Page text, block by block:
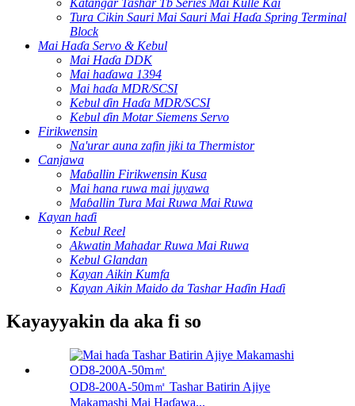
Tura Cikin Sauri Mai Sauri Mai Haɗa Spring Terminal
Block
Mai Haɗa Servo & Kebul
Mai Haɗa DDK
Mai haɗawa 1394
Mai haɗa MDR/SCSI
Kebul ɗin Haɗa MDR/SCSI
Kebul ɗin Motar Siemens Servo
Firikwensin
Na'urar auna zafin jiki ta Thermistor
Canjawa
Maɓallin Firikwensin Kusa
Mai hana ruwa mai juyawa
Maɓallin Tura Mai Ruwa Mai Ruwa
Kayan haɗi
Kebul Reel
Akwatin Mahadar Ruwa Mai Ruwa
Kebul Glandan
Kayan Aikin Kumfa
Kayan Aikin Maido da Tashar Haɗin Haɗi
Kayayyakin da aka fi so
OD8-200A-50m㎡ Tashar Batirin Ajiye
Makamashi Mai Haɗawa...